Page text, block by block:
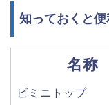
知っておくと
名称
ビミニトップ